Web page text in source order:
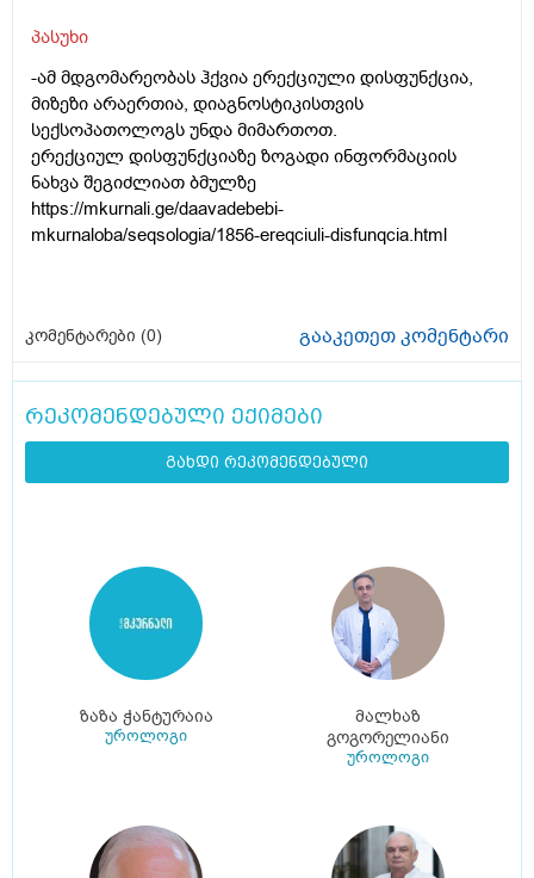
პასუხი
-ამ მდგომარეობას ჰქვია ერექციული დისფუნქცია,
მიზეზი არაერთია, დიაგნოსტიკისთვის
სექსოპათოლოგს უნდა მიმართოთ.
ერექციულ დისფუნქციაზე ზოგადი ინფორმაციის
ნახვა შეგიძლიათ ბმულზე
https://mkurnali.ge/daavadebebi-
mkurnaloba/seqsologia/1856-ereqciuli-disfunqcia.html
კომენტარები (0) გააკეთეთ კომენტარი
რეკომენდებული ექიმები
გახდი რეკომენდებული
ზაზა ჭანტურაია
უროლოგი
მალხაზ
გოგორელიანი
უროლოგი